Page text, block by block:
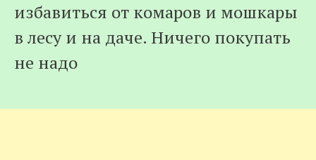
избавиться от комаров и мошкары
в лесу и на даче. Ничего покупать
не надо